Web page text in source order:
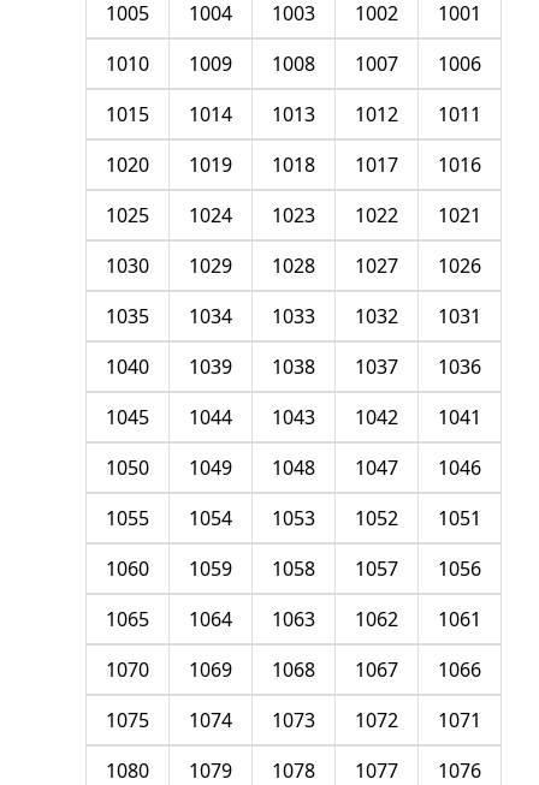
1001
1002
1003
1004
1005
1006
1007
1008
1009
1010
1011
1012
1013
1014
1015
1016
1017
1018
1019
1020
1021
1022
1023
1024
1025
1026
1027
1028
1029
1030
1031
1032
1033
1034
1035
1036
1037
1038
1039
1040
1041
1042
1043
1044
1045
1046
1047
1048
1049
1050
1051
1052
1053
1054
1055
1056
1057
1058
1059
1060
1061
1062
1063
1064
1065
1066
1067
1068
1069
1070
1071
1072
1073
1074
1075
1076
1077
1078
1079
1080